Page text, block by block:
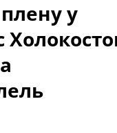
у